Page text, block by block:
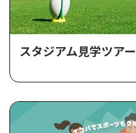
スタジアム見学ツアー